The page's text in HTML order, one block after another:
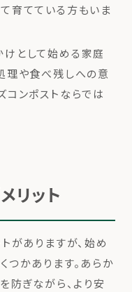
育てている方もいま
として始める家庭
理や食べ残しへの意
コンポストならでは
リット
がありますが、始め
つかあります。あらか
防ぎながら、より安